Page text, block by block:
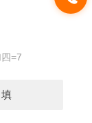
=7